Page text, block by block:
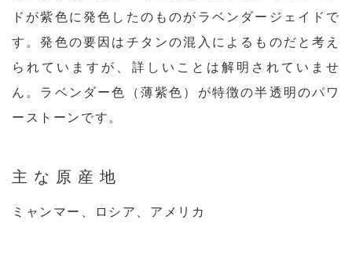
ドが紫色に発色したのものがラベンダージェイドで
す。発色の要因はチタンの混入によるものだと考え
られていますが、詳しいことは解明されていませ
ん。ラベンダー色（薄紫色）が特徴の半透明のパワ
ーストーンです。
主な原産地
ミャンマー、ロシア、アメリカ